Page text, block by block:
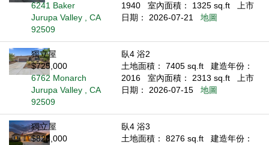
6241 Baker
Jurupa Valley , CA
92509
1940
室內面積： 1325 sq.ft
上市
日期： 2026-07-21
地圖
獨立屋
$725,000
6762 Monarch
Jurupa Valley , CA
92509
臥4 浴2
土地面積： 7405 sq.ft
建造年份：
2016
室內面積： 2313 sq.ft
上市
日期： 2026-07-15
地圖
獨立屋
$828,000
臥4 浴3
土地面積： 8276 sq.ft
建造年份：